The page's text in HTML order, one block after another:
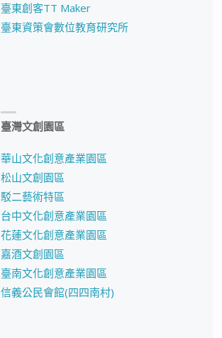
臺東創客TT Maker
臺東資策會數位教育研究所
臺灣文創園區
華山文化創意產業園區
松山文創園區
駁二藝術特區
台中文化創意產業園區
花蓮文化創意產業園區
嘉酒文創園區
臺南文化創意產業園區
信義公民會館(四四南村)